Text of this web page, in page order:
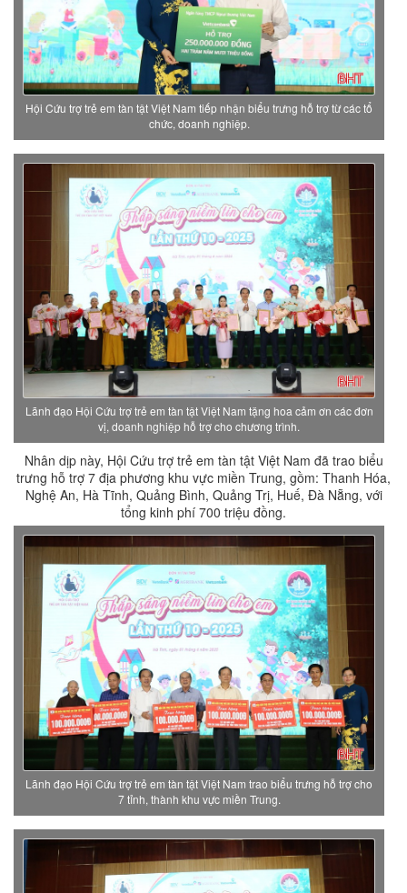
Hội Cứu trợ trẻ em tàn tật Việt Nam tiếp nhận biểu trưng hỗ trợ từ các tổ
chức, doanh nghiệp.
Lãnh đạo Hội Cứu trợ trẻ em tàn tật Việt Nam tặng hoa cảm ơn các đơn
vị, doanh nghiệp hỗ trợ cho chương trình.
Nhân dịp này, Hội Cứu trợ trẻ em tàn tật Việt Nam đã trao biểu
trưng hỗ trợ 7 địa phương khu vực miền Trung, gồm: Thanh Hóa,
Nghệ An, Hà Tĩnh, Quảng Bình, Quảng Trị, Huế, Đà Nẵng, với
tổng kinh phí 700 triệu đồng.
Lãnh đạo Hội Cứu trợ trẻ em tàn tật Việt Nam trao biểu trưng hỗ trợ cho
7 tỉnh, thành khu vực miền Trung.